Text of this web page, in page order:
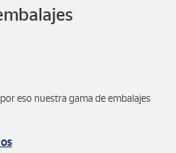
eso nuestra gama de embalajes